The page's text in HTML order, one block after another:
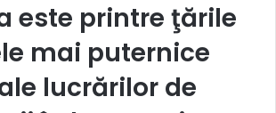
este printre ţările
mai puternice
lucrărilor de